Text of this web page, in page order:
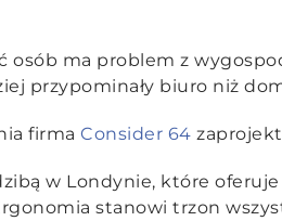
osób ma problem z
przypominały biuro niż
firma Consider 64
w Londynie, które
stanowi trzon